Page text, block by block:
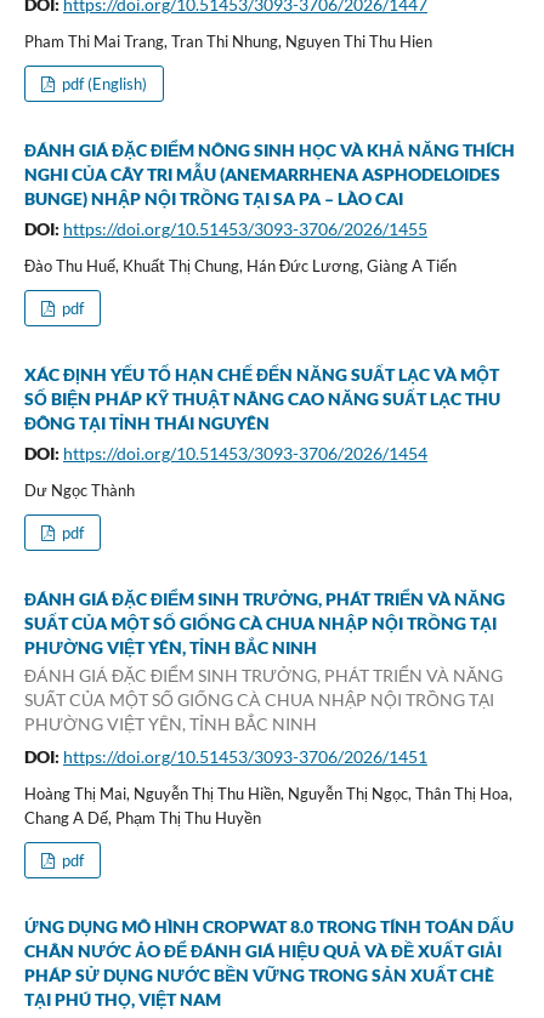
DOI: https://doi.org/10.51453/3093-3706/2026/1447
Pham Thi Mai Trang, Tran Thi Nhung, Nguyen Thi Thu Hien
pdf (English)
ĐÁNH GIÁ ĐẶC ĐIỂM NÔNG SINH HỌC VÀ KHẢ NĂNG THÍCH
NGHI CỦA CÂY TRI MẪU (ANEMARRHENA ASPHODELOIDES
BUNGE) NHẬP NỘI TRỒNG TẠI SA PA – LÀO CAI
DOI: https://doi.org/10.51453/3093-3706/2026/1455
Đào Thu Huế, Khuất Thị Chung, Hán Đức Lương, Giàng A Tiến
pdf
XÁC ĐỊNH YẾU TỐ HẠN CHẾ ĐẾN NĂNG SUẤT LẠC VÀ MỘT
SỐ BIỆN PHÁP KỸ THUẬT NÂNG CAO NĂNG SUẤT LẠC THU
ĐÔNG TẠI TỈNH THÁI NGUYÊN
DOI: https://doi.org/10.51453/3093-3706/2026/1454
Dư Ngọc Thành
pdf
ĐÁNH GIÁ ĐẶC ĐIỂM SINH TRƯỞNG, PHÁT TRIỂN VÀ NĂNG
SUẤT CỦA MỘT SỐ GIỐNG CÀ CHUA NHẬP NỘI TRỒNG TẠI
PHƯỜNG VIỆT YÊN, TỈNH BẮC NINH
ĐÁNH GIÁ ĐẶC ĐIỂM SINH TRƯỞNG, PHÁT TRIỂN VÀ NĂNG
SUẤT CỦA MỘT SỐ GIỐNG CÀ CHUA NHẬP NỘI TRỒNG TẠI
PHƯỜNG VIỆT YÊN, TỈNH BẮC NINH
DOI: https://doi.org/10.51453/3093-3706/2026/1451
Hoàng Thị Mai, Nguyễn Thị Thu Hiền, Nguyễn Thị Ngọc, Thân Thị Hoa,
Chang A Dế, Phạm Thị Thu Huyền
pdf
ỨNG DỤNG MÔ HÌNH CROPWAT 8.0 TRONG TÍNH TOÁN DẤU
CHÂN NƯỚC ẢO ĐỂ ĐÁNH GIÁ HIỆU QUẢ VÀ ĐỀ XUẤT GIẢI
PHÁP SỬ DỤNG NƯỚC BỀN VỮNG TRONG SẢN XUẤT CHÈ
TẠI PHÚ THỌ, VIỆT NAM